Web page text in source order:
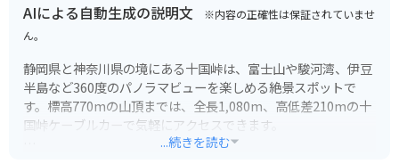
AIによる自動生成の説明文 ※内容の正確性は保証されていませ
ん。
静岡県と神奈川県の境にある十国峠は、富士山や駿河湾、伊豆
半島など360度のパノラマビューを楽しめる絶景スポットで
す。標高770mの山頂までは、全長1,080m、高低差210mの十
国峠ケーブルカーで気軽にアクセスできます。
...続きを読む